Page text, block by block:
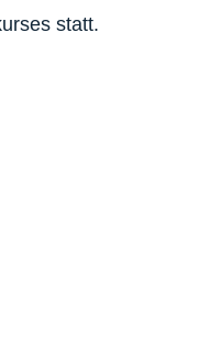
statt.